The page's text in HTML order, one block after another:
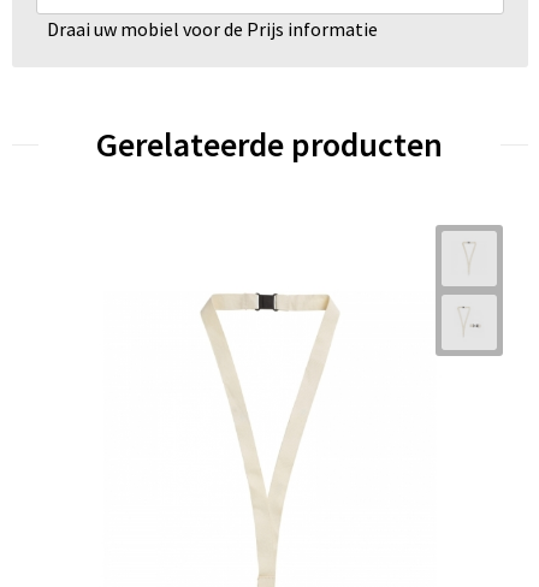
Draai uw mobiel voor de Prijs informatie
Gerelateerde producten